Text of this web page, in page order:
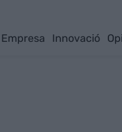
Empresa Innovació